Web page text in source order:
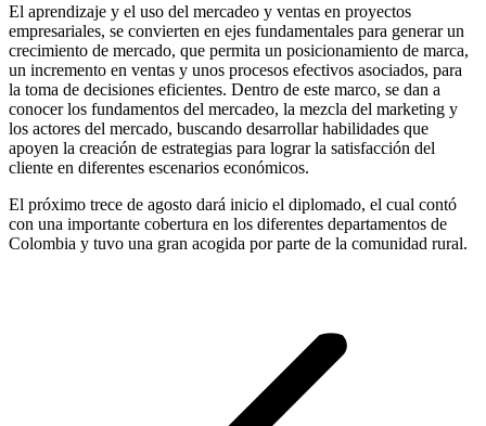
El aprendizaje y el uso del mercadeo y ventas en proyectos
empresariales, se convierten en ejes fundamentales para generar un
crecimiento de mercado, que permita un posicionamiento de marca,
un incremento en ventas y unos procesos efectivos asociados, para
la toma de decisiones eficientes. Dentro de este marco, se dan a
conocer los fundamentos del mercadeo, la mezcla del marketing y
los actores del mercado, buscando desarrollar habilidades que
apoyen la creación de estrategias para lograr la satisfacción del
cliente en diferentes escenarios económicos.
El próximo trece de agosto dará inicio el diplomado, el cual contó
con una importante cobertura en los diferentes departamentos de
Colombia y tuvo una gran acogida por parte de la comunidad rural.